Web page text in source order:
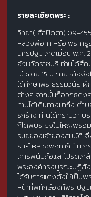
รายละเอียดพระ :
วิทยา(เสือปิดตา) 09-
หลวงพ่อทา หรือ พระค
นครปฐม เกิดเมื่อปี พ.ศ.
จังหวัดราชบุรี ท่านได้ศึก
เมื่ออายุ 15 ปี ภายหลัง
ได้ศึกษาพระธรรมวินัย ฝึ
ต่างๆ จากนั้นก็ออกธุดง
ท่านได้เดินทางมาถึง ต
รกร้าง ท่านได้ทราบว่า บ
ก็ได้พบระฆังใบใหญ่พร้อ
รมย์ของเจ้าของสมบัติ
รมย์ หลวงพ่อทาก็เป็นเถ
เคารพนับถือและโปรดเก
พระองค์ทรงบูรณะปฏิสั
ได้รับการแต่งตั้งให้เป็น
หน้าที่พิทักษ์องค์พระปฐ